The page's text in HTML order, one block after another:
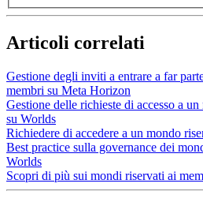
Articoli correlati
Gestione degli inviti a entrare a far
membri su Meta Horizon
Gestione delle richieste di accesso a
su Worlds
Richiedere di accedere a un mondo
Best practice sulla governance dei
Worlds
Scopri di più sui mondi riservati ai